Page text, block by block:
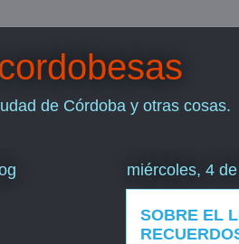
de Córdoba y otras cosas.
miércoles, 4
SOBRE EL